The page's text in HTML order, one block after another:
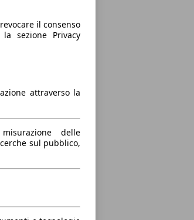
il consenso
sezione Privacy
attraverso la
delle
sul pubblico,